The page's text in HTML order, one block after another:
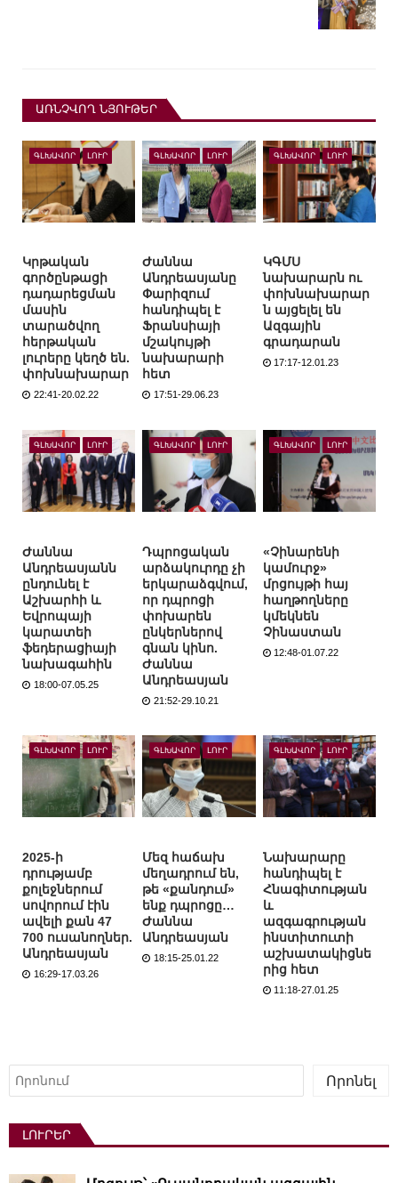
ԱՌՆՉՎՈՂ ՆՅՈՒԹԵՐ
ԳԼԽԱՎՈՐ ԼՈՒՐ
Կրթական
գործընթացի
դադարեցման
մասին
տարածվող
հերթական
լուրերը կեղծ են.
փոխնախարար
22:41-20.02.22
ԳԼԽԱՎՈՐ ԼՈՒՐ
Ժաննա
Անդրեասյանը
Փարիզում
հանդիպել է
Ֆրանսիայի
մշակույթի
նախարարի
հետ
17:51-29.06.23
ԳԼԽԱՎՈՐ ԼՈՒՐ
ԿԳՄՍ
նախարարն ու
փոխնախարար
ն այցելել են
Ազգային
գրադարան
17:17-12.01.23
ԳԼԽԱՎՈՐ ԼՈՒՐ
Ժաննա
Անդրեասյանն
ընդունել է
Աշխարհի և
Եվրոպայի
կարատեի
ֆեդերացիայի
նախագահին
18:00-07.05.25
ԳԼԽԱՎՈՐ ԼՈՒՐ
Դպրոցական
արձակուրդը չի
երկարաձգվում,
որ դպրոցի
փոխարեն
ընկերներով
գնան կինո.
Ժաննա
Անդրեասյան
21:52-29.10.21
ԳԼԽԱՎՈՐ ԼՈՒՐ
«Չինարենի
կամուրջ»
մրցույթի հայ
հաղթողները
կմեկնեն
Չինաստան
12:48-01.07.22
ԳԼԽԱՎՈՐ ԼՈՒՐ
2025-ի
դրությամբ
քոլեջներում
սովորում էին
ավելի քան 47
700 ուսանողներ.
Անդրեասյան
16:29-17.03.26
ԳԼԽԱՎՈՐ ԼՈՒՐ
Մեզ հաճախ
մեղադրում են,
թե «քանդում»
ենք դպրոցը…
Ժաննա
Անդրեասյան
18:15-25.01.22
ԳԼԽԱՎՈՐ ԼՈՒՐ
Նախարարը
հանդիպել է
Հնագիտության
և
ազգագրության
ինստիտուտի
աշխատակիցնե
րից հետ
11:18-27.01.25
Որոնել
Որոնել
ԼՈՒՐԵՐ